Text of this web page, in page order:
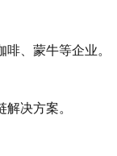
、蒙牛等企业‌。
决方案‌。